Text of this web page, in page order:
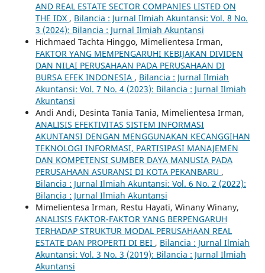
AND REAL ESTATE SECTOR COMPANIES LISTED ON
THE IDX , Bilancia : Jurnal Ilmiah Akuntansi: Vol. 8 No.
3 (2024): Bilancia : Jurnal Ilmiah Akuntansi
Hichmaed Tachta Hinggo, Mimelientesa Irman,
FAKTOR YANG MEMPENGARUHI KEBIJAKAN DIVIDEN
DAN NILAI PERUSAHAAN PADA PERUSAHAAN DI
BURSA EFEK INDONESIA , Bilancia : Jurnal Ilmiah
Akuntansi: Vol. 7 No. 4 (2023): Bilancia : Jurnal Ilmiah
Akuntansi
Andi Andi, Desinta Tania Tania, Mimelientesa Irman,
ANALISIS EFEKTIVITAS SISTEM INFORMASI
AKUNTANSI DENGAN MENGGUNAKAN KECANGGIHAN
TEKNOLOGI INFORMASI, PARTISIPASI MANAJEMEN
DAN KOMPETENSI SUMBER DAYA MANUSIA PADA
PERUSAHAAN ASURANSI DI KOTA PEKANBARU ,
Bilancia : Jurnal Ilmiah Akuntansi: Vol. 6 No. 2 (2022):
Bilancia : Jurnal Ilmiah Akuntansi
Mimelientesa Irman, Restu Hayati, Winany Winany,
ANALISIS FAKTOR-FAKTOR YANG BERPENGARUH
TERHADAP STRUKTUR MODAL PERUSAHAAN REAL
ESTATE DAN PROPERTI DI BEI , Bilancia : Jurnal Ilmiah
Akuntansi: Vol. 3 No. 3 (2019): Bilancia : Jurnal Ilmiah
Akuntansi